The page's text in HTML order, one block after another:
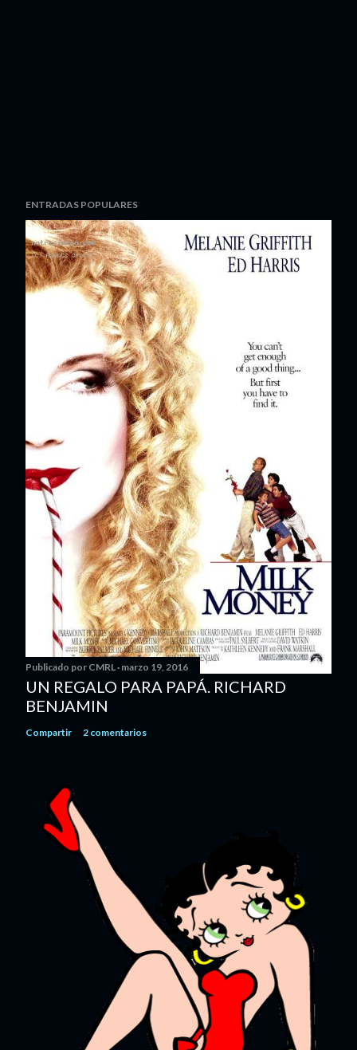
ENTRADAS POPULARES
Publicado por CMRL marzo 19, 2016
UN REGALO PARA PAPÁ. RICHARD
BENJAMIN
Compartir 2 comentarios